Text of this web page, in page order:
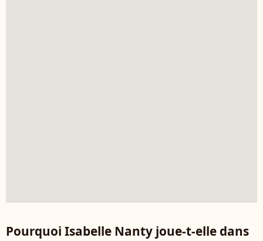
Pourquoi Isabelle Nanty joue-t-elle dans